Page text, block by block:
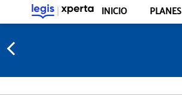
INICIO PLANES